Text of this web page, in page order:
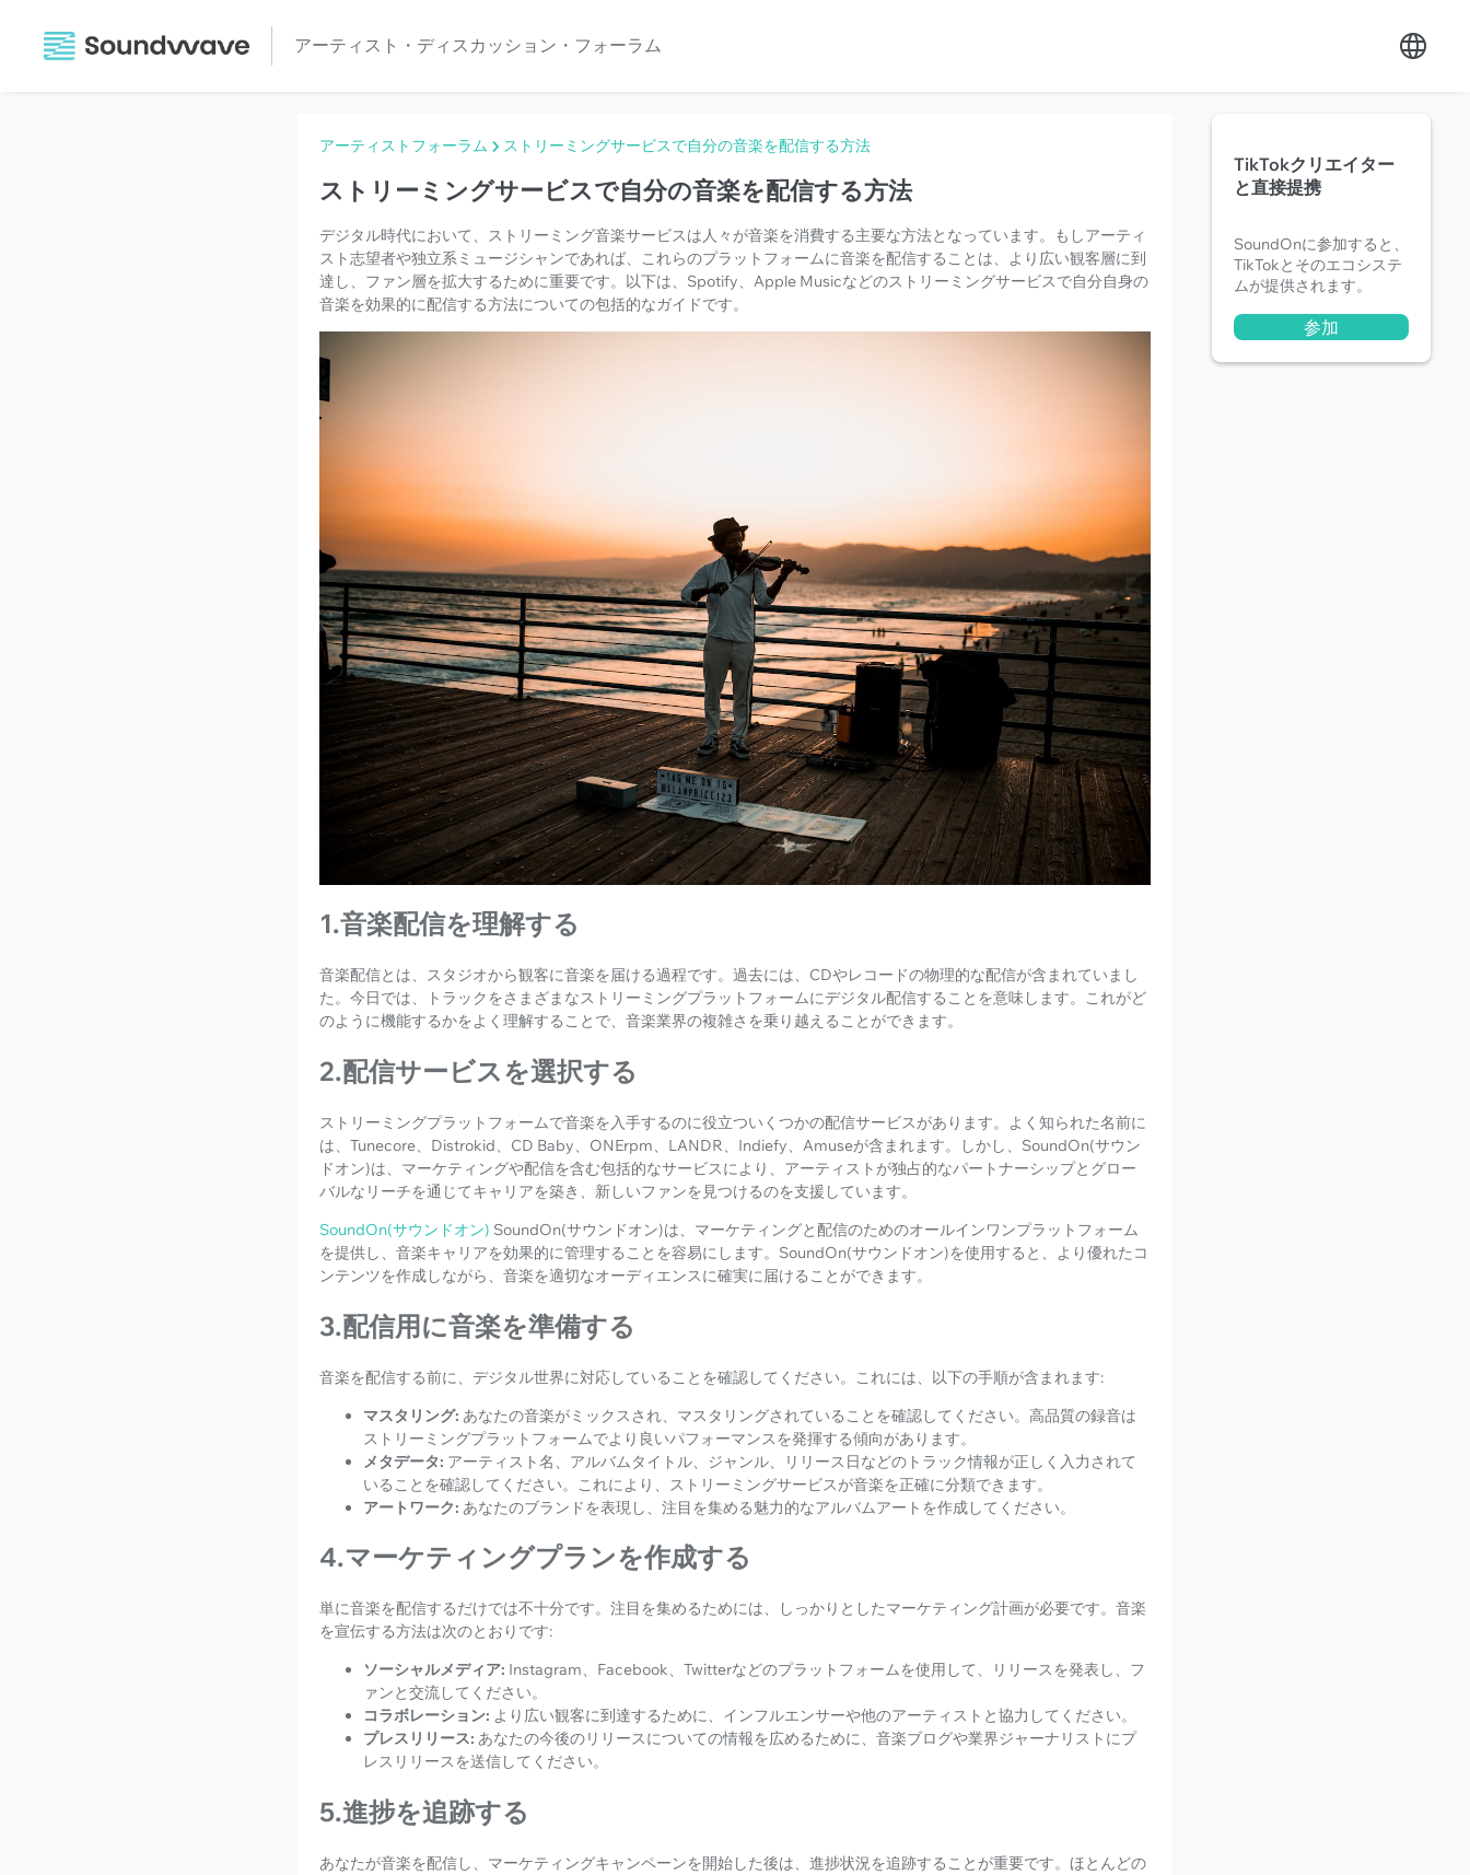
アーティスト・ディスカッション・フォーラム
アーティストフォーラム ストリーミングサービスで自分の音楽を配信する方法
ストリーミングサービスで自分の音楽を配信する方法
デジタル時代において、ストリーミング音楽サービスは人々が音楽を消費する主要な方法となっています。もしアーティ
スト志望者や独立系ミュージシャンであれば、これらのプラットフォームに音楽を配信することは、より広い観客層に到
達し、ファン層を拡大するために重要です。以下は、Spotify、Apple Musicなどのストリーミングサービスで自分自身の
音楽を効果的に配信する方法についての包括的なガイドです。
1.音楽配信を理解する
音楽配信とは、スタジオから観客に音楽を届ける過程です。過去には、CDやレコードの物理的な配信が含まれていまし
た。今日では、トラックをさまざまなストリーミングプラットフォームにデジタル配信することを意味します。これがど
のように機能するかをよく理解することで、音楽業界の複雑さを乗り越えることができます。
2.配信サービスを選択する
ストリーミングプラットフォームで音楽を入手するのに役立ついくつかの配信サービスがあります。よく知られた名前に
は、Tunecore、Distrokid、CD Baby、ONErpm、LANDR、Indiefy、Amuseが含まれます。しかし、SoundOn(サウン
ドオン)は、マーケティングや配信を含む包括的なサービスにより、アーティストが独占的なパートナーシップとグロー
バルなリーチを通じてキャリアを築き、新しいファンを見つけるのを支援しています。
SoundOn(サウンドオン) SoundOn(サウンドオン)は、マーケティングと配信のためのオールインワンプラットフォーム
を提供し、音楽キャリアを効果的に管理することを容易にします。SoundOn(サウンドオン)を使用すると、より優れたコ
ンテンツを作成しながら、音楽を適切なオーディエンスに確実に届けることができます。
3.配信用に音楽を準備する
音楽を配信する前に、デジタル世界に対応していることを確認してください。これには、以下の手順が含まれます:
マスタリング: あなたの音楽がミックスされ、マスタリングされていることを確認してください。高品質の録音は
ストリーミングプラットフォームでより良いパフォーマンスを発揮する傾向があります。
メタデータ: アーティスト名、アルバムタイトル、ジャンル、リリース日などのトラック情報が正しく入力されて
いることを確認してください。これにより、ストリーミングサービスが音楽を正確に分類できます。
アートワーク: あなたのブランドを表現し、注目を集める魅力的なアルバムアートを作成してください。
4.マーケティングプランを作成する
単に音楽を配信するだけでは不十分です。注目を集めるためには、しっかりとしたマーケティング計画が必要です。音楽
を宣伝する方法は次のとおりです:
ソーシャルメディア: Instagram、Facebook、Twitterなどのプラットフォームを使用して、リリースを発表し、フ
ァンと交流してください。
コラボレーション: より広い観客に到達するために、インフルエンサーや他のアーティストと協力してください。
プレスリリース: あなたの今後のリリースについての情報を広めるために、音楽ブログや業界ジャーナリストにプ
レスリリースを送信してください。
5.進捗を追跡する
あなたが音楽を配信し、マーケティングキャンペーンを開始した後は、進捗状況を追跡することが重要です。ほとんどの
TikTokクリエイター
と直接提携
SoundOnに参加すると、
TikTokとそのエコシステ
ムが提供されます。
参加